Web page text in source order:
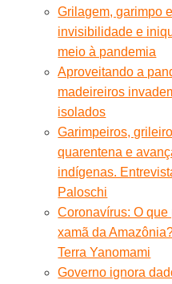
Grilagem, garimpo
invisibilidade e
meio à pandemia
Aproveitando a
madeireiros
isolados
Garimpeiros,
quarentena e
indígenas.
Paloschi
Coronavírus: O
xamã da
Terra Yanomami
Governo ignora